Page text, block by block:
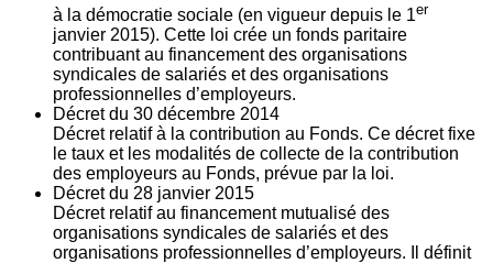
à la démocratie sociale (en vigueur depuis le 1er
janvier 2015). Cette loi crée un fonds paritaire
contribuant au financement des organisations
syndicales de salariés et des organisations
professionnelles d’employeurs.
Décret du 30 décembre 2014
Décret relatif à la contribution au Fonds. Ce décret fixe
le taux et les modalités de collecte de la contribution
des employeurs au Fonds, prévue par la loi.
Décret du 28 janvier 2015
Décret relatif au financement mutualisé des
organisations syndicales de salariés et des
organisations professionnelles d’employeurs. Il définit